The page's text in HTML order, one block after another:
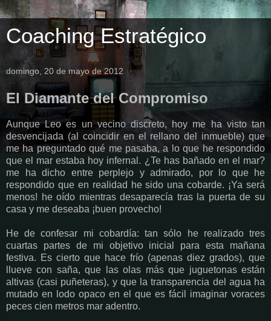
Coaching Estratégico
domingo, 20 de mayo de 2012
El Diamante del Compromiso
Aunque Leo es un vecino discreto, hoy me ha visto tan
desvencijada (al coincidir en el rellano del inmueble) que
me ha preguntado qué me pasaba, a lo que he respondido
que el mar estaba hoy infernal. ¿Te has bañado en el mar?
me ha dicho entre perplejo y admirado, por lo que he
respondido que en realidad he sido una cobarde. ¡Ya será
menos! he oído mientras desaparecía tras la puerta de su
casa y me deseaba ¡buen provecho!
He de confesar mi cobardía: tan sólo he realizado tres
cuartas partes de mi objetivo inicial para esta mañana
festiva. Es cierto que hace frío (apenas diez grados), que
llueve con saña, que las olas más que juguetonas están
altivas (casi puñeteras), y que la transparencia del agua ha
mutado en lodo opaco en el que es fácil imaginar voraces
peces cien metros mar adentro.